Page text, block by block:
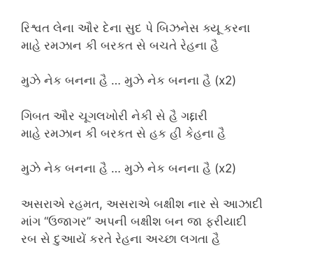
રિશ્વત લેના ઔર દેના સુદ પે બિઝનેસ ક્યૂ કરના
માહે રમઝાન કી બરકત સે બચતે રેહના હૈ
મુઝે નેક બનના હૈ … મુઝે નેક બનના હૈ (x2)
ગિબત ઔર ચૂગલખોરી નેકી સે હૈ ગદ્દારી
માહે રમઝાન કી બરકત સે હક હી કેહના હૈ
મુઝે નેક બનના હૈ … મુઝે નેક બનના હૈ (x2)
અસરાએ રહમત, અસરાએ બક્ષીશ નાર સે આઝાદી
માંગ “ઉજાગર” અપની બક્ષીશ બન જા ફરીયાદી
રબ સે દુઆયેં કરતે રેહના અચ્છા લગતા હૈ